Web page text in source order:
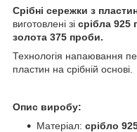
Срібні сережки з
виготовлені зі срібла 925
золота 375 проби.
Технологія напаювання
пластин на срібній основі.
Опис виробу:
Матеріал: срібло